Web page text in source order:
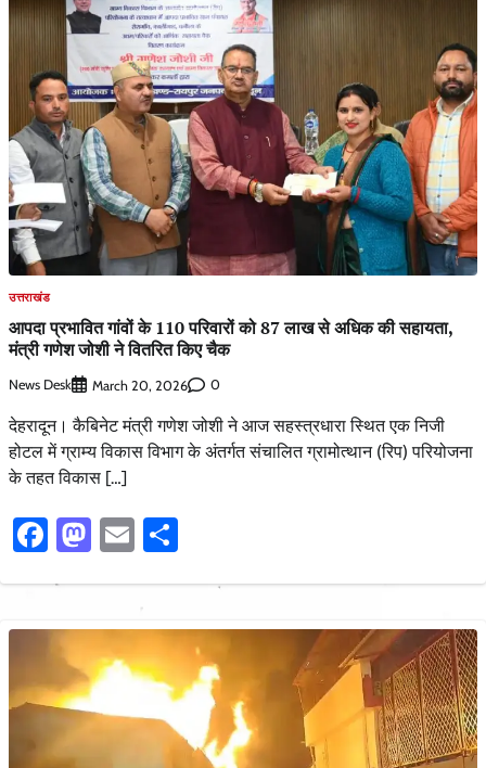
उत्तराखंड
आपदा प्रभावित गांवों के 110 परिवारों को 87 लाख से अधिक की सहायता,
मंत्री गणेश जोशी ने वितरित किए चैक
News Desk March 20, 2026 0
देहरादून। कैबिनेट मंत्री गणेश जोशी ने आज सहस्त्रधारा स्थित एक निजी
होटल में ग्राम्य विकास विभाग के अंतर्गत संचालित ग्रामोत्थान (रिप) परियोजना
के तहत विकास […]
Facebook
Mastodon
Email